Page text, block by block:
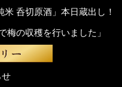
米 呑切原酒」本日蔵出し！
梅の収穫を行いました」
せ